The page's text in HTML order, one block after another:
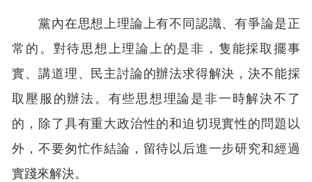
黨內在思想上理論上有不同認識、有爭論是正
常的。對待思想上理論上的是非，隻能採取擺事
實、講道理、民主討論的辦法求得解決，決不能採
取壓服的辦法。有些思想理論是非一時解決不了
的，除了具有重大政治性的和迫切現實性的問題以
外，不要匆忙作結論，留待以后進一步研究和經過
實踐來解決。